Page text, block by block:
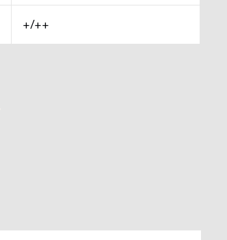
+/++